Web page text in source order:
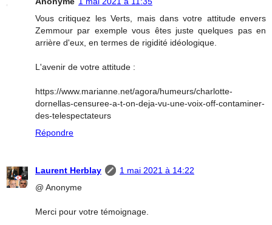
Vous critiquez les Verts, mais dans votre attitude envers
Zemmour par exemple vous êtes juste quelques pas en
arrière d'eux, en termes de rigidité idéologique.
L'avenir de votre attitude :
https://www.marianne.net/agora/humeurs/charlotte-
dornellas-censuree-a-t-on-deja-vu-une-voix-off-contaminer-
des-telespectateurs
Répondre
Laurent Herblay
1 mai 2021 à 14:22
@ Anonyme
Merci pour votre témoignage.